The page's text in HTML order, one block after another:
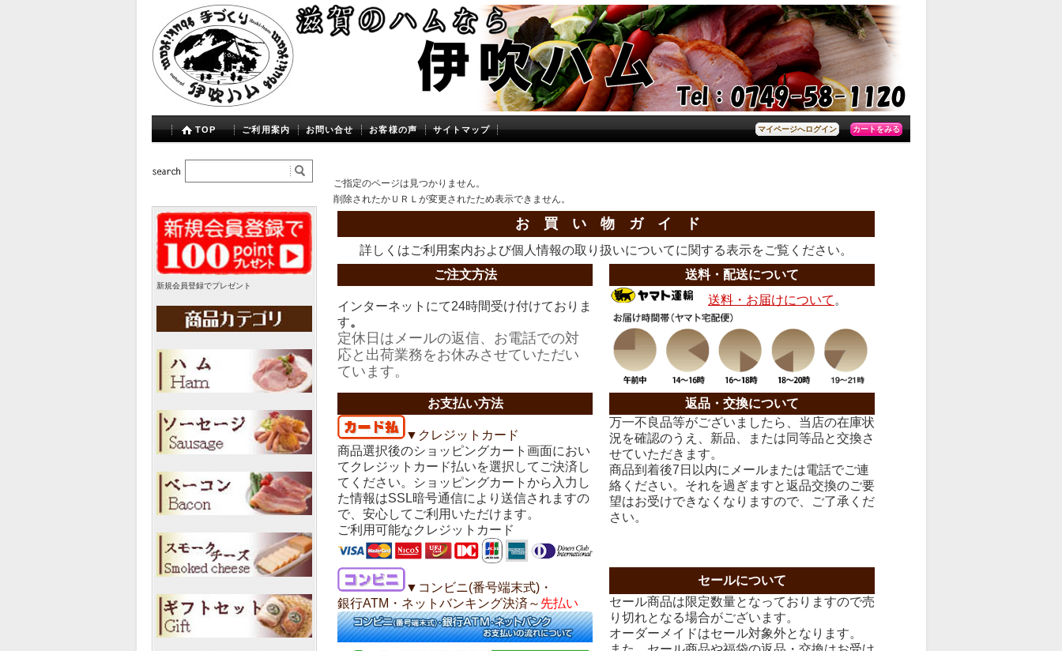
マイページへログイン カートをみる
TOP ご利用案内 お問い合せ お客様の声 サイトマップ
ご指定のページは見つかりません。
削除されたかＵＲＬが変更されたため表示できません。
お 買 い 物 ガ イ ド
詳しくはご利用案内および個人情報の取り扱いについてに関する表示をご覧ください。
ご注文方法
送料・配送について
インターネットにて24時間受け付けておりま
す。
定休日はメールの返信、お電話での対
応と出荷業務をお休みさせていただい
ています。
送料・お届けについて 。
お支払い方法 返品・交換について
▼クレジットカード
商品選択後のショッピングカート画面におい
てクレジットカード払いを選択してご決済し
てください。ショッピングカートから入力し
た情報はSSL暗号通信により送信されますの
で、安心してご利用いただけます。
ご利用可能なクレジットカード
万一不良品等がございましたら、当店の在庫状
況を確認のうえ、新品、または同等品と交換さ
せていただきます。
商品到着後7日以内にメールまたは電話でご連
絡ください。それを過ぎますと返品交換のご要
望はお受けできなくなりますので、ご了承くだ
さい。
▼コンビニ(番号端末式)・
銀行ATM・ネットバンキング決済～ 先払い
セールについて
セール商品は限定数量となっておりますので売
り切れとなる場合がございます。
オーダーメイドはセール対象外となります。
新規会員登録でプレゼント